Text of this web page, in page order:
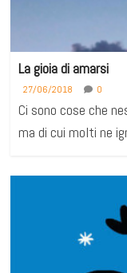
La gioia di amarsi
27/06/2018 0
Ci sono cose che
ma di cui molti ne